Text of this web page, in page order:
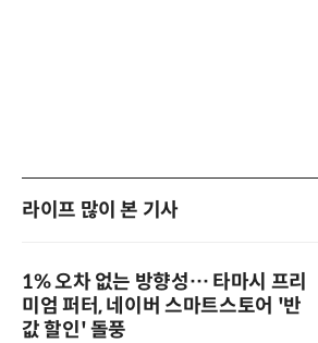
라이프 많이 본 기사
1% 오차 없는 방향성… 타마시 프리
미엄 퍼터, 네이버 스마트스토어 '반
값 할인' 돌풍